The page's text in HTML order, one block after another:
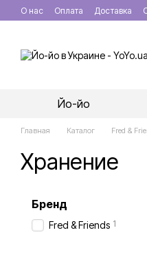
Перейти к основному
О нас Оплата Доставка
Йо-йо
Главная Каталог Fred &
Хранение
Бренд
Fred & Friends 1